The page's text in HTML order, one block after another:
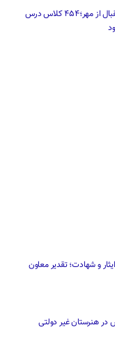
خیز بلند نوسازی مدارس هرمزگان برای استقبال از مهر؛۴۵۴ کلاس درس
و شهادت؛ تقدیر معاون
هنرستان غیر دولتی